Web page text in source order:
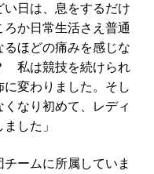
日は、息をするだけ
か日常生活さえ普通
ほどの痛みを感じな
私は競技を続けられ
変わりました。そし
なり初めて、レディ
した」
ームに所属していま